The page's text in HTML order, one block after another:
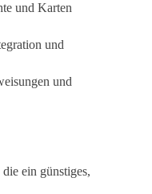
und Karten
und
und
ein günstiges,